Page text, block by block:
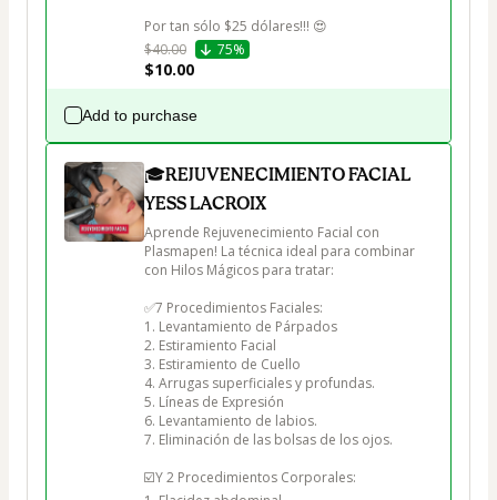
$40.00
75%
$10.00
Add to purchase
🎓REJUVENECIMIENTO FACIAL
YESS LACROIX
Aprende Rejuvenecimiento Facial con
Plasmapen! La técnica ideal para combinar
con Hilos Mágicos para tratar:
✅7 Procedimientos Faciales:
1. Levantamiento de Párpados
2. Estiramiento Facial
3. Estiramiento de Cuello
4. Arrugas superficiales y profundas.
5. Líneas de Expresión
6. Levantamiento de labios.
7. Eliminación de las bolsas de los ojos.
☑️Y 2 Procedimientos Corporales: